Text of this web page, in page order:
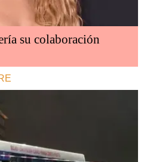
su colaboración